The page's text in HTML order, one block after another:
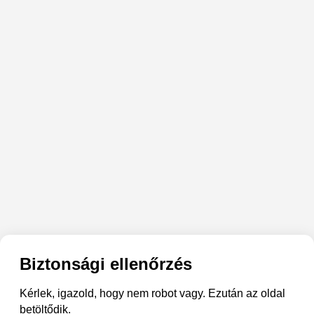
Biztonsági ellenőrzés
Kérlek, igazold, hogy nem robot vagy. Ezután az oldal
betöltődik.